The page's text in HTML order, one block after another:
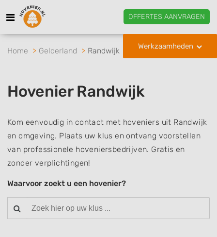
OFFERTES AANVRAGEN
Werkzaamheden
Home Gelderland Randwijk
Hovenier Randwijk
Kom eenvoudig in contact met hoveniers uit Randwijk
en omgeving. Plaats uw klus en ontvang voorstellen
van professionele hoveniersbedrijven. Gratis en
zonder verplichtingen!
Waarvoor zoekt u een hovenier?